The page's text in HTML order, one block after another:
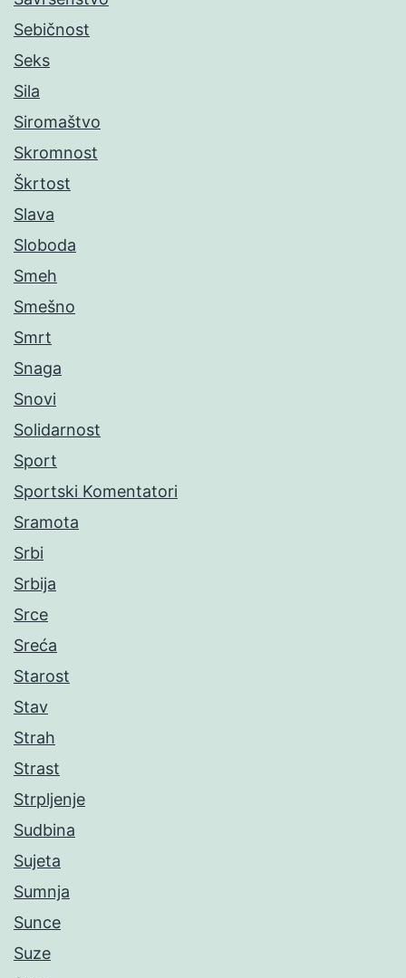
Sebičnost
Seks
Sila
Siromaštvo
Skromnost
Škrtost
Slava
Sloboda
Smeh
Smešno
Smrt
Snaga
Snovi
Solidarnost
Sport
Sportski Komentatori
Sramota
Srbi
Srbija
Srce
Sreća
Starost
Stav
Strah
Strast
Strpljenje
Sudbina
Sujeta
Sumnja
Sunce
Suze